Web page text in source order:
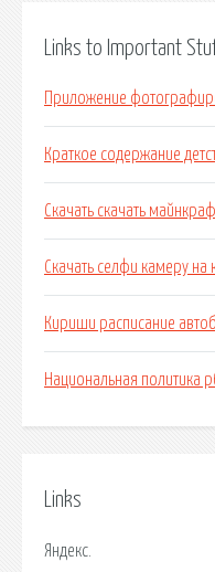
Links to Important
Приложение
Краткое содержание
Скачать скачать
Скачать селфи камеру на
Кириши расписание
Национальная политика
Links
Яндекс.